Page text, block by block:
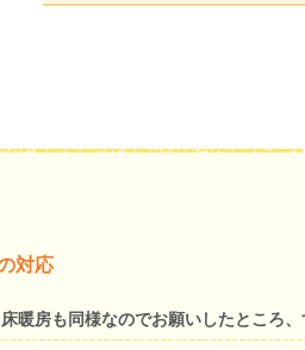
対応
暖房も同様なのでお願いしたところ